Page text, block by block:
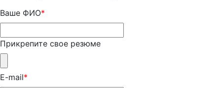
Ваше ФИО*
Прикрепите свое резюме
E-mail*